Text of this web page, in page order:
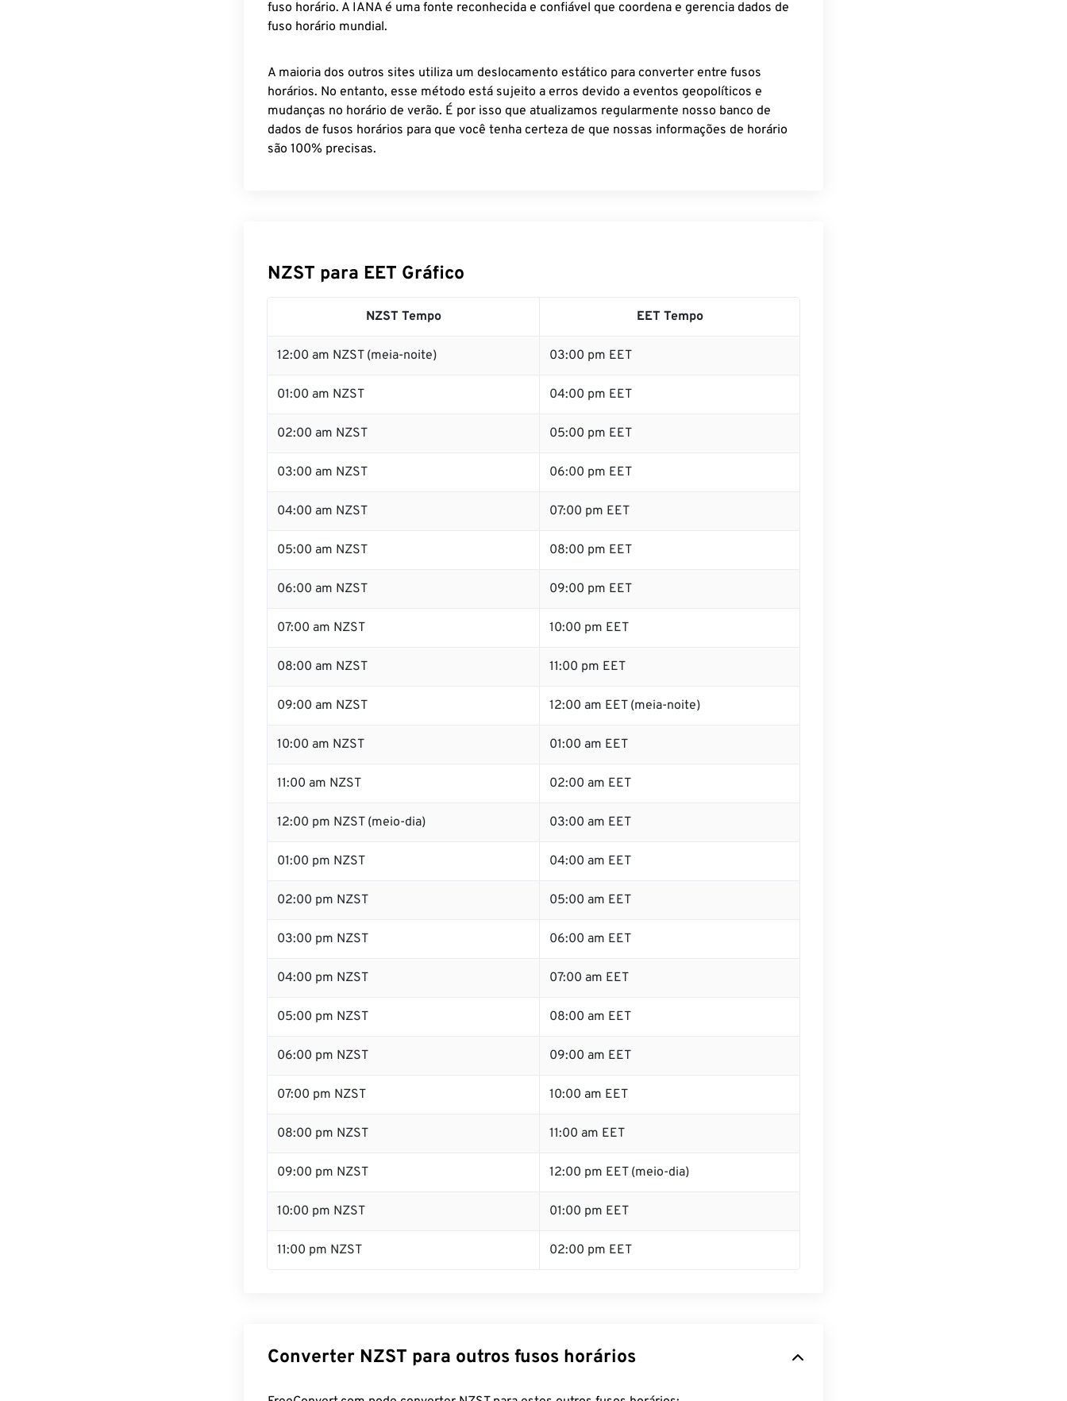
fuso horário. A IANA é uma fonte reconhecida e confiável que coordena e gerencia dados de
fuso horário mundial.
A maioria dos outros sites utiliza um deslocamento estático para converter entre fusos
horários. No entanto, esse método está sujeito a erros devido a eventos geopolíticos e
mudanças no horário de verão. É por isso que atualizamos regularmente nosso banco de
dados de fusos horários para que você tenha certeza de que nossas informações de horário
são 100% precisas.
NZST para EET Gráfico
NZST Tempo EET Tempo
12:00 am NZST (meia-noite) 03:00 pm EET
01:00 am NZST 04:00 pm EET
02:00 am NZST 05:00 pm EET
03:00 am NZST 06:00 pm EET
04:00 am NZST 07:00 pm EET
05:00 am NZST 08:00 pm EET
06:00 am NZST 09:00 pm EET
07:00 am NZST 10:00 pm EET
08:00 am NZST 11:00 pm EET
09:00 am NZST 12:00 am EET (meia-noite)
10:00 am NZST 01:00 am EET
11:00 am NZST 02:00 am EET
12:00 pm NZST (meio-dia) 03:00 am EET
01:00 pm NZST 04:00 am EET
02:00 pm NZST 05:00 am EET
03:00 pm NZST 06:00 am EET
04:00 pm NZST 07:00 am EET
05:00 pm NZST 08:00 am EET
06:00 pm NZST 09:00 am EET
07:00 pm NZST 10:00 am EET
08:00 pm NZST 11:00 am EET
09:00 pm NZST 12:00 pm EET (meio-dia)
10:00 pm NZST 01:00 pm EET
11:00 pm NZST 02:00 pm EET
Converter NZST para outros fusos horários